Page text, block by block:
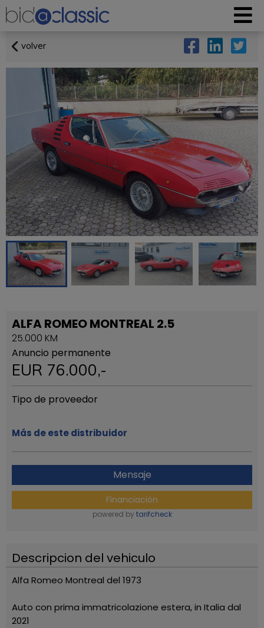
volver
ALFA ROMEO MONTREAL 2.5
25.000 KM
Anuncio permanente
EUR 76.000,-
Tipo de proveedor
Más de este distribuidor
Mensaje
Financiación
powered by tarifcheck
Descripcion del vehiculo
Alfa Romeo Montreal del 1973
Auto con prima immatricolazione estera, in Italia dal
2021